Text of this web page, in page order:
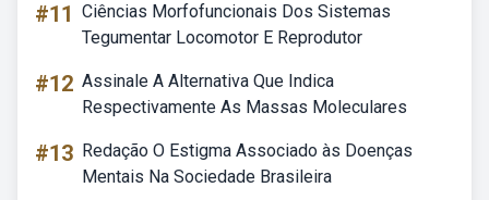
#11 Ciências Morfofuncionais Dos Sistemas
Tegumentar Locomotor E Reprodutor
#12 Assinale A Alternativa Que Indica
Respectivamente As Massas Moleculares
#13 Redação O Estigma Associado às Doenças
Mentais Na Sociedade Brasileira